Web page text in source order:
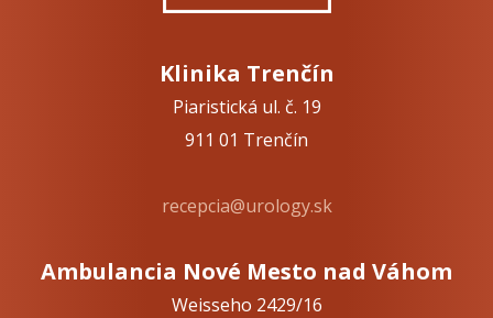
Klinika Trenčín
Piaristická ul. č. 19
911 01 Trenčín
recepcia@urology.sk
Ambulancia Nové Mesto nad Váhom
Weisseho 2429/16